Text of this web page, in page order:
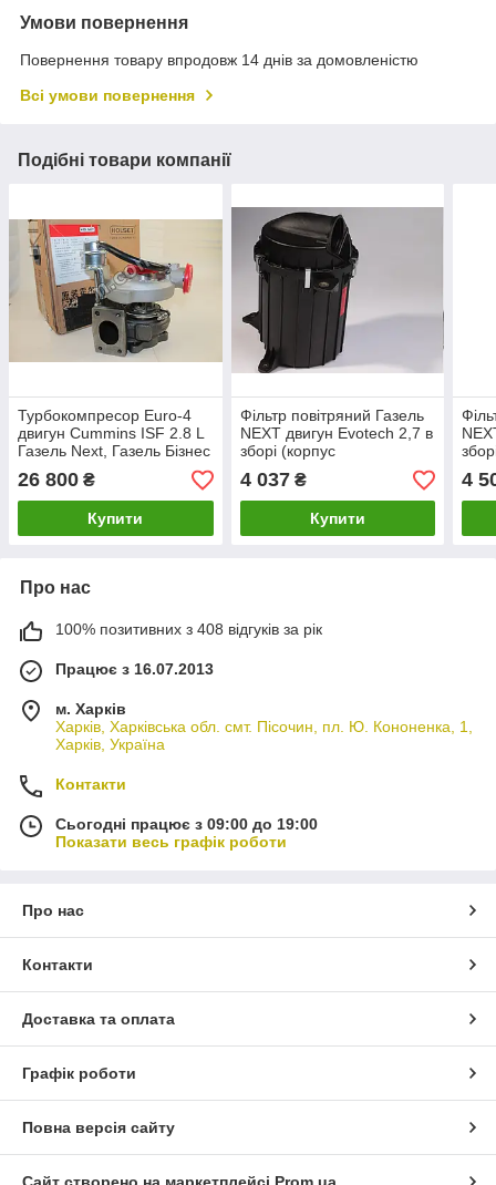
Умови повернення
Повернення товару впродовж 14 днів за домовленістю
Всі умови повернення
Подібні товари компанії
Турбокомпресор Euro-4
двигун Cummins ISF 2.8 L
Газель Next, Газель Бізнес
(пр-во Cummins Turbo)
26 800 ₴
Купити
Фільтр повітряний Газель
NEXT двигун Evotech 2,7 в
зборі (корпус
пластмасовий, елемент)
(покупн. ГАЗ)
4 037₴
Купити
4
Про нас
100% позитивних з 408 відгуків за рік
Працює з 16.07.2013
м. Харків
Харків, Харківська обл. смт. Пісочин, пл. Ю. Кононенка, 1,
Харків, Україна
Контакти
Сьогодні працює з 09:00 до 19:00
Показати весь графік роботи
Про нас
Контакти
Доставка та оплата
Графік роботи
Повна версія сайту